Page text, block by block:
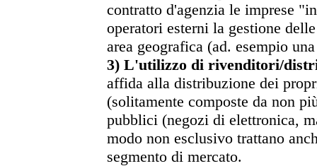
contratto d'agenzia le imprese
operatori esterni la gestione
area geografica (ad. esempio
3) L'utilizzo di rivenditori/
affida alla distribuzione dei
(solitamente composte da non
pubblici (negozi di elettronica,
modo non esclusivo trattano
segmento di mercato.